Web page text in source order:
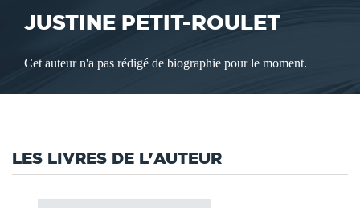
JUSTINE PETIT-ROULET
Cet auteur n'a pas rédigé de biographie pour le moment.
LES LIVRES DE L'AUTEUR